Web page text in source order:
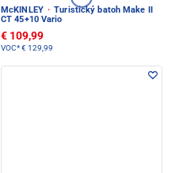
McKINLEY · Turistický batoh Make II
CT 45+10 Vario
€ 109,99
VOC*€ 129,99